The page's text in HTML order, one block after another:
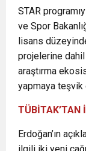
STAR
ve Spor
lisans
projelerine dahil
araştırma
yapmaya teşvik
TÜBİTAK’TAN
Erdoğan’ın